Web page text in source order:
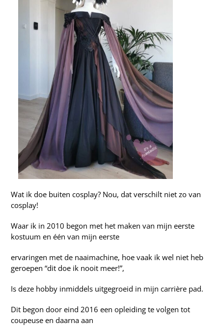
Wat ik doe buiten cosplay? Nou, dat verschilt niet zo van
cosplay!
Waar ik in 2010 begon met het maken van mijn eerste
kostuum en één van mijn eerste
ervaringen met de naaimachine, hoe vaak ik wel niet heb
geroepen “dit doe ik nooit meer!”,
Is deze hobby inmiddels uitgegroeid in mijn carrière pad.
Dit begon door eind 2016 een opleiding te volgen tot
coupeuse en daarna aan